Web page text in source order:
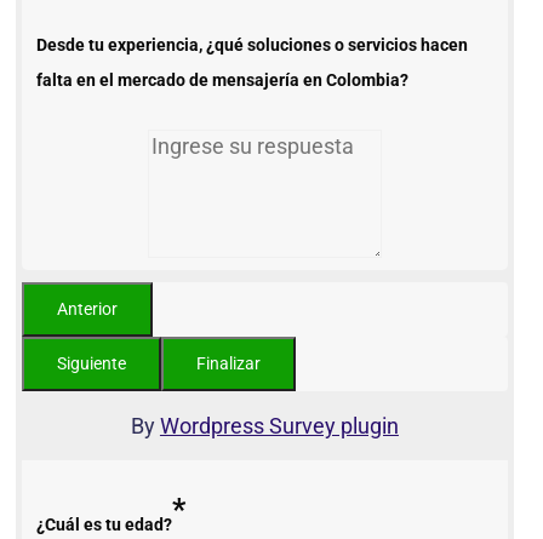
Desde tu experiencia, ¿qué soluciones o servicios hacen
falta en el mercado de mensajería en Colombia?
ByWordpress Survey plugin
¿Cuál es tu edad?*